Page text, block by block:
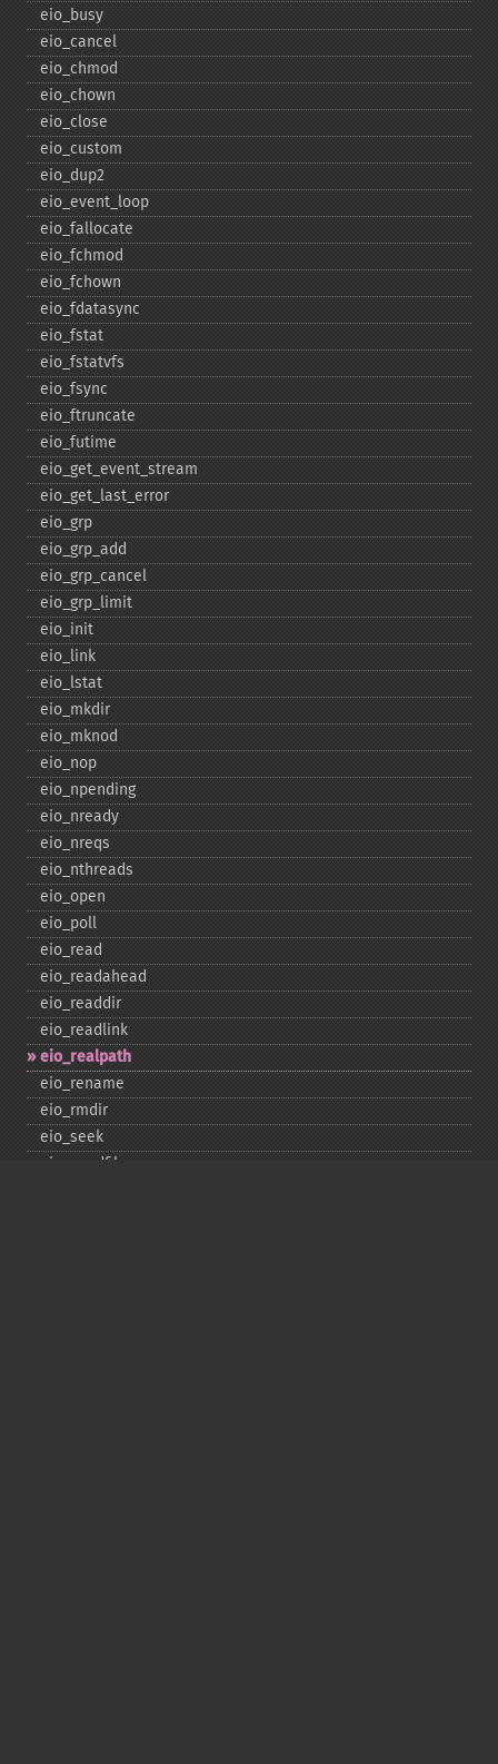
eio_​busy
eio_​cancel
eio_​chmod
eio_​chown
eio_​close
eio_​custom
eio_​dup2
eio_​event_​loop
eio_​fallocate
eio_​fchmod
eio_​fchown
eio_​fdatasync
eio_​fstat
eio_​fstatvfs
eio_​fsync
eio_​ftruncate
eio_​futime
eio_​get_​event_​stream
eio_​get_​last_​error
eio_​grp
eio_​grp_​add
eio_​grp_​cancel
eio_​grp_​limit
eio_​init
eio_​link
eio_​lstat
eio_​mkdir
eio_​mknod
eio_​nop
eio_​npending
eio_​nready
eio_​nreqs
eio_​nthreads
eio_​open
eio_​poll
eio_​read
eio_​readahead
eio_​readdir
eio_​readlink
eio_​realpath
eio_​rename
eio_​rmdir
eio_​seek
eio_​sendfile